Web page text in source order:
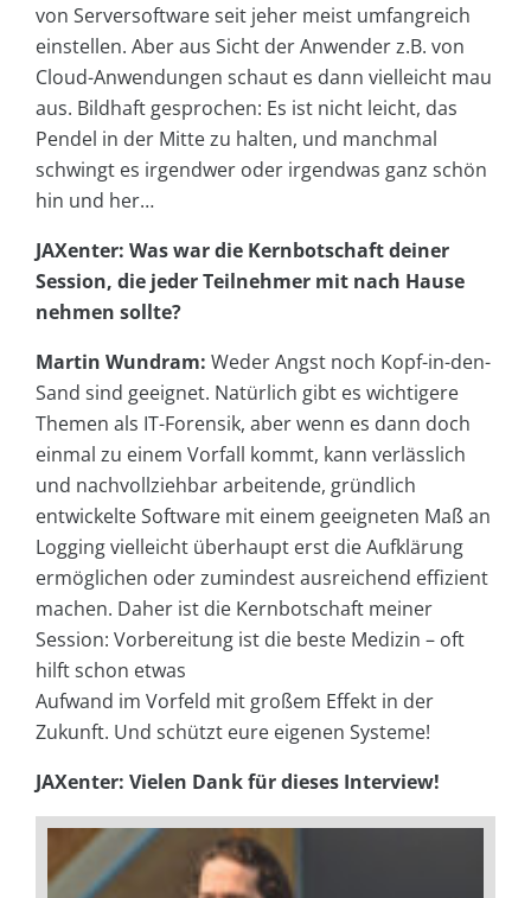
von Serversoftware seit jeher meist umfangreich
einstellen. Aber aus Sicht der Anwender z.B. von
Cloud-Anwendungen schaut es dann vielleicht mau
aus. Bildhaft gesprochen: Es ist nicht leicht, das
Pendel in der Mitte zu halten, und manchmal
schwingt es irgendwer oder irgendwas ganz schön
hin und her…
JAXenter: Was war die Kernbotschaft deiner
Session, die jeder Teilnehmer mit nach Hause
nehmen sollte?
Martin Wundram: Weder Angst noch Kopf-in-den-
Sand sind geeignet. Natürlich gibt es wichtigere
Themen als IT-Forensik, aber wenn es dann doch
einmal zu einem Vorfall kommt, kann verlässlich
und nachvollziehbar arbeitende, gründlich
entwickelte Software mit einem geeigneten Maß an
Logging vielleicht überhaupt erst die Aufklärung
ermöglichen oder zumindest ausreichend effizient
machen. Daher ist die Kernbotschaft meiner
Session: Vorbereitung ist die beste Medizin – oft
hilft schon etwas
Aufwand im Vorfeld mit großem Effekt in der
Zukunft. Und schützt eure eigenen Systeme!
JAXenter: Vielen Dank für dieses Interview!